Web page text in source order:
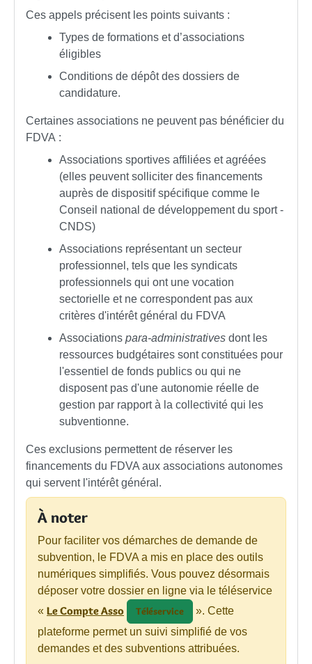
Ces appels précisent les points suivants :
Types de formations et d’associations
éligibles
Conditions de dépôt des dossiers de
candidature.
Certaines associations ne peuvent pas bénéficier du
FDVA :
Associations sportives affiliées et agréées
(elles peuvent solliciter des financements
auprès de dispositif spécifique comme le
Conseil national de développement du sport -
CNDS)
Associations représentant un secteur
professionnel, tels que les syndicats
professionnels qui ont une vocation
sectorielle et ne correspondent pas aux
critères d'intérêt général du FDVA
Associations para-administratives dont les
ressources budgétaires sont constituées pour
l'essentiel de fonds publics ou qui ne
disposent pas d'une autonomie réelle de
gestion par rapport à la collectivité qui les
subventionne.
Ces exclusions permettent de réserver les
financements du FDVA aux associations autonomes
qui servent l'intérêt général.
À noter
Pour faciliter vos démarches de demande de
subvention, le FDVA a mis en place des outils
numériques simplifiés. Vous pouvez désormais
déposer votre dossier en ligne via le téléservice
« Le Compte Asso Téléservice
». Cette
plateforme permet un suivi simplifié de vos
demandes et des subventions attribuées.